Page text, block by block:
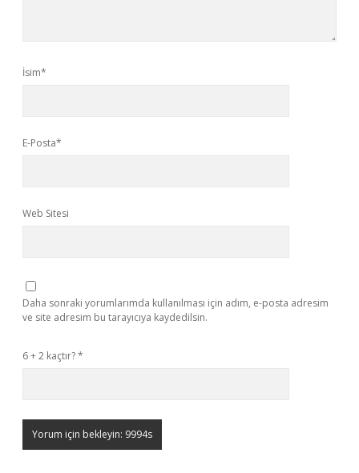
İsim*
E-Posta*
Web Sitesi
Daha sonraki yorumlarımda kullanılması için adım, e-posta adresim
ve site adresim bu tarayıcıya kaydedilsin.
6 + 2 kaçtır?*